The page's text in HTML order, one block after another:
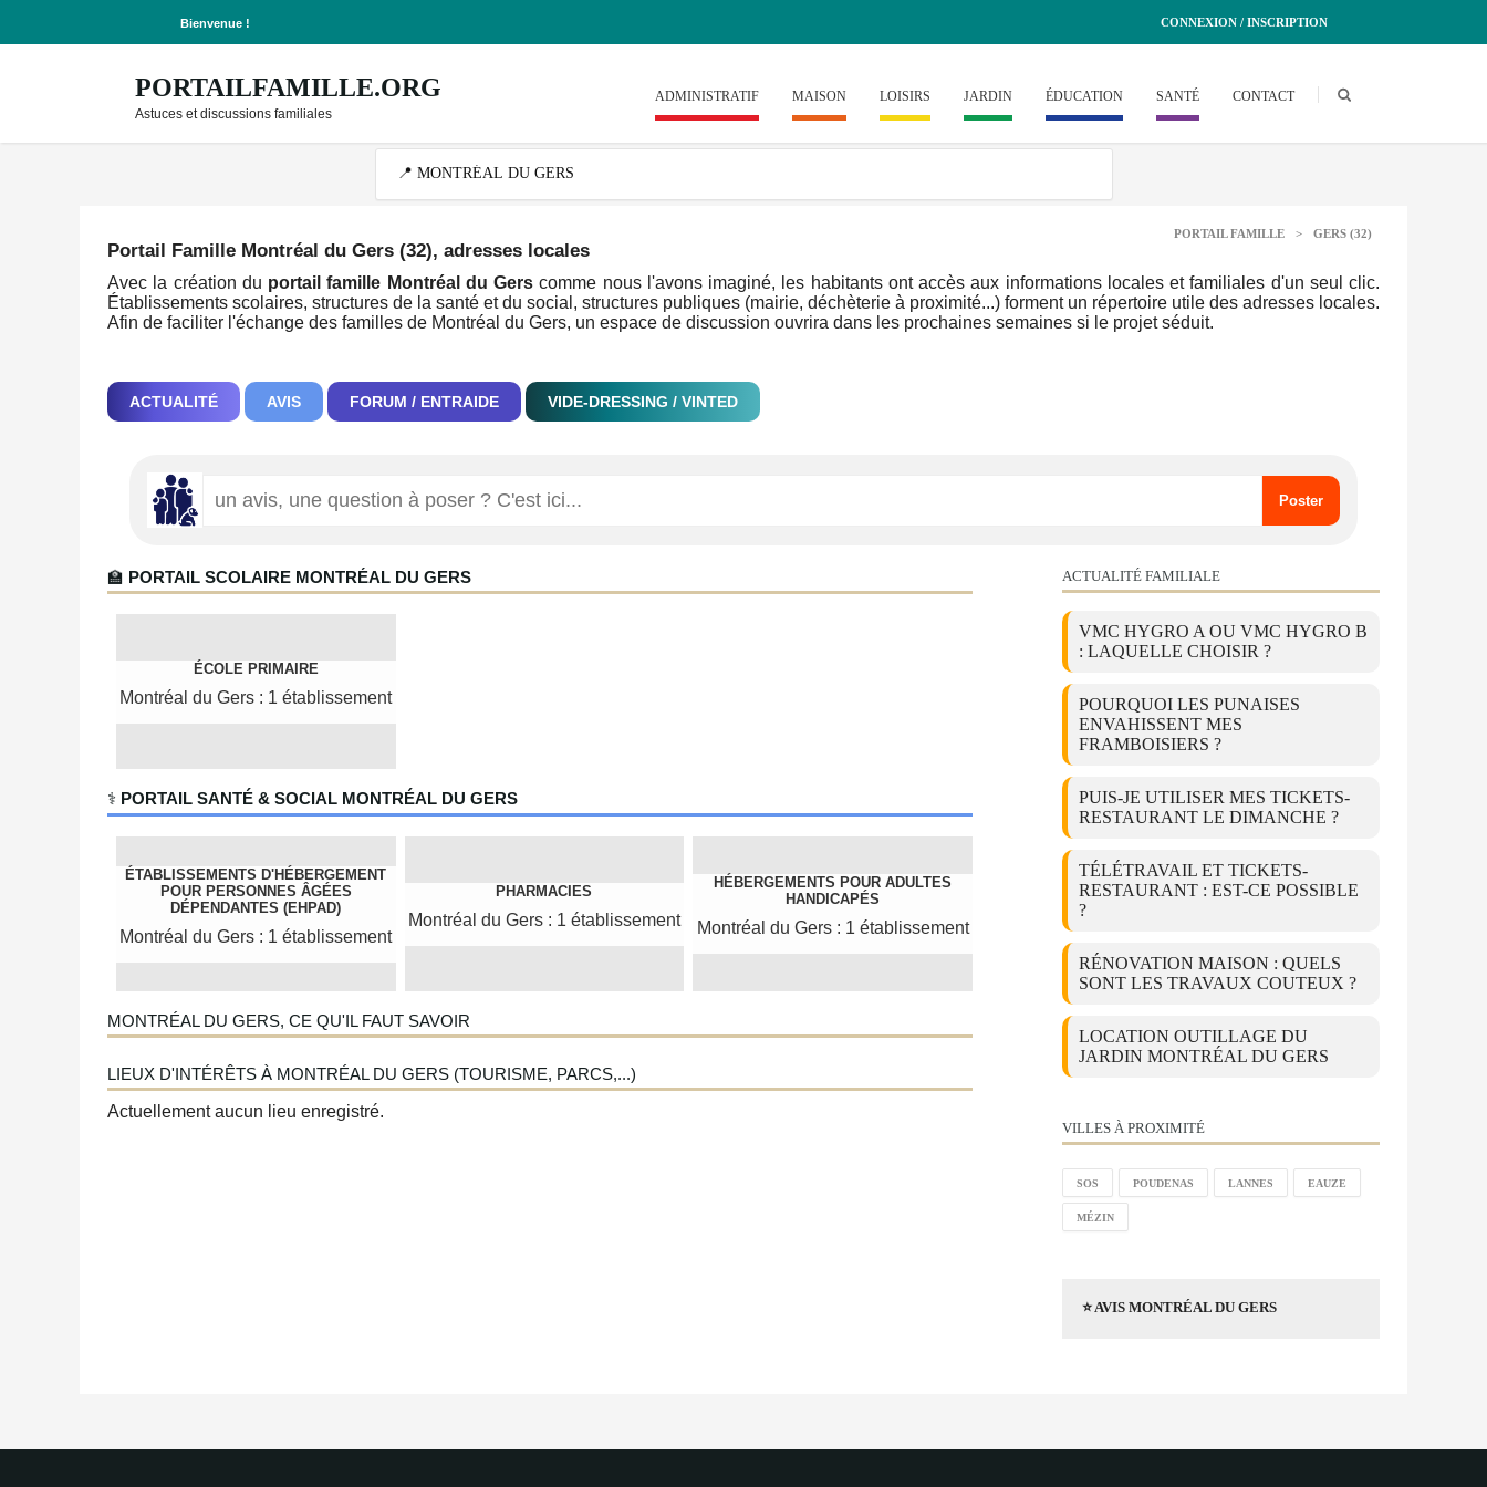
Bienvenue ! CONNEXION / INSCRIPTION
PORTAILFAMILLE.ORG
Astuces et discussions familiales
ADMINISTRATIF MAISON LOISIRS JARDIN ÉDUCATION SANTÉ CONTACT
PORTAIL FAMILLE > GERS (32)
Portail Famille Montréal du Gers (32), adresses locales
Avec la création du portail famille Montréal du Gers comme nous l'avons imaginé, les habitants ont accès aux informations locales et familiales d'un seul clic.
Établissements scolaires, structures de la santé et du social, structures publiques (mairie, déchèterie à proximité...) forment un répertoire utile des adresses locales.
Afin de faciliter l'échange des familles de Montréal du Gers, un espace de discussion ouvrira dans les prochaines semaines si le projet séduit.
ACTUALITÉ AVIS FORUM / ENTRAIDE VIDE-DRESSING / VINTED
🏫 PORTAIL SCOLAIRE MONTRÉAL DU GERS
ÉCOLE PRIMAIRE
Montréal du Gers : 1 établissement
‍⚕️ PORTAIL SANTÉ & SOCIAL MONTRÉAL DU GERS
ÉTABLISSEMENTS D'HÉBERGEMENT
POUR PERSONNES ÂGÉES
DÉPENDANTES (EHPAD)
Montréal du Gers : 1 établissement
PHARMACIES
Montréal du Gers : 1 établissement
HÉBERGEMENTS POUR ADULTES
HANDICAPÉS
Montréal du Gers : 1 établissement
MONTRÉAL DU GERS, CE QU'IL FAUT SAVOIR
LIEUX D'INTÉRÊTS À MONTRÉAL DU GERS (TOURISME, PARCS,...)
Actuellement aucun lieu enregistré.
ACTUALITÉ FAMILIALE
VMC HYGRO A OU VMC HYGRO B
: LAQUELLE CHOISIR ?
POURQUOI LES PUNAISES
ENVAHISSENT MES
FRAMBOISIERS ?
PUIS-JE UTILISER MES TICKETS-
RESTAURANT LE DIMANCHE ?
TÉLÉTRAVAIL ET TICKETS-
RESTAURANT : EST-CE POSSIBLE
?
RÉNOVATION MAISON : QUELS
SONT LES TRAVAUX COUTEUX ?
LOCATION OUTILLAGE DU
JARDIN MONTRÉAL DU GERS
VILLES À PROXIMITÉ
SOS POUDENAS LANNES EAUZE
MÉZIN
⭐ AVIS MONTRÉAL DU GERS